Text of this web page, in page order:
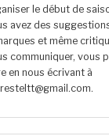
le début de
avez des
et même
communiquer, vous
en nous écrivant à